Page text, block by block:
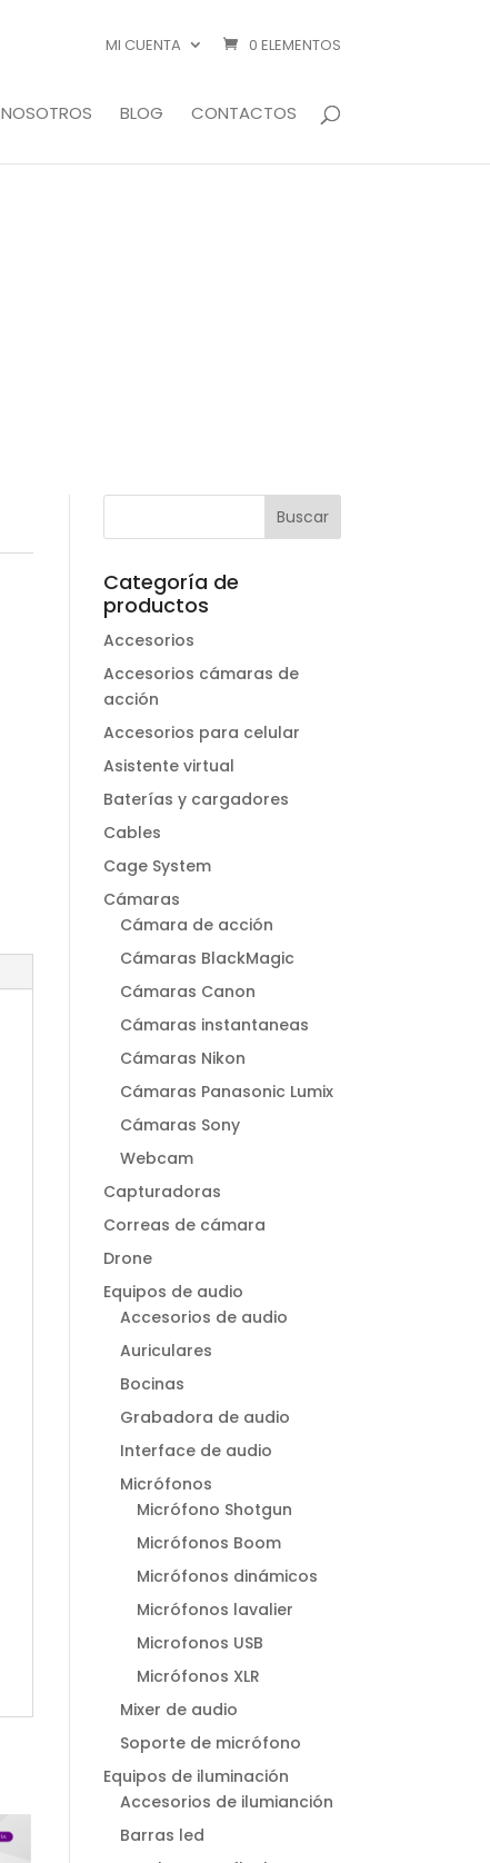
MI CUENTA 0 ELEMENTOS
NOSOTROS BLOG CONTACTOS
Categoría de
productos
Accesorios
Accesorios cámaras de
acción
Accesorios para celular
Asistente virtual
Baterías y cargadores
Cables
Cage System
Cámaras
Cámara de acción
Cámaras BlackMagic
Cámaras Canon
Cámaras instantaneas
Cámaras Nikon
Cámaras Panasonic Lumix
Cámaras Sony
Webcam
Capturadoras
Correas de cámara
Drone
Equipos de audio
Accesorios de audio
Auriculares
Bocinas
Grabadora de audio
Interface de audio
Micrófonos
Micrófono Shotgun
Micrófonos Boom
Micrófonos dinámicos
Micrófonos lavalier
Microfonos USB
Micrófonos XLR
Mixer de audio
Soporte de micrófono
Equipos de iluminación
Accesorios de ilumianción
Barras led